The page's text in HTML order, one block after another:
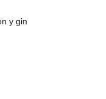
y gin